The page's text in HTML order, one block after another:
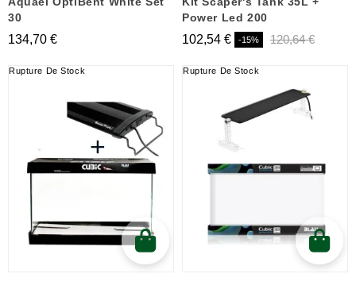
30
134,70 €
Power Led 200
102,54 € -15% 120,64 €
Rupture De Stock Rupture De Stock